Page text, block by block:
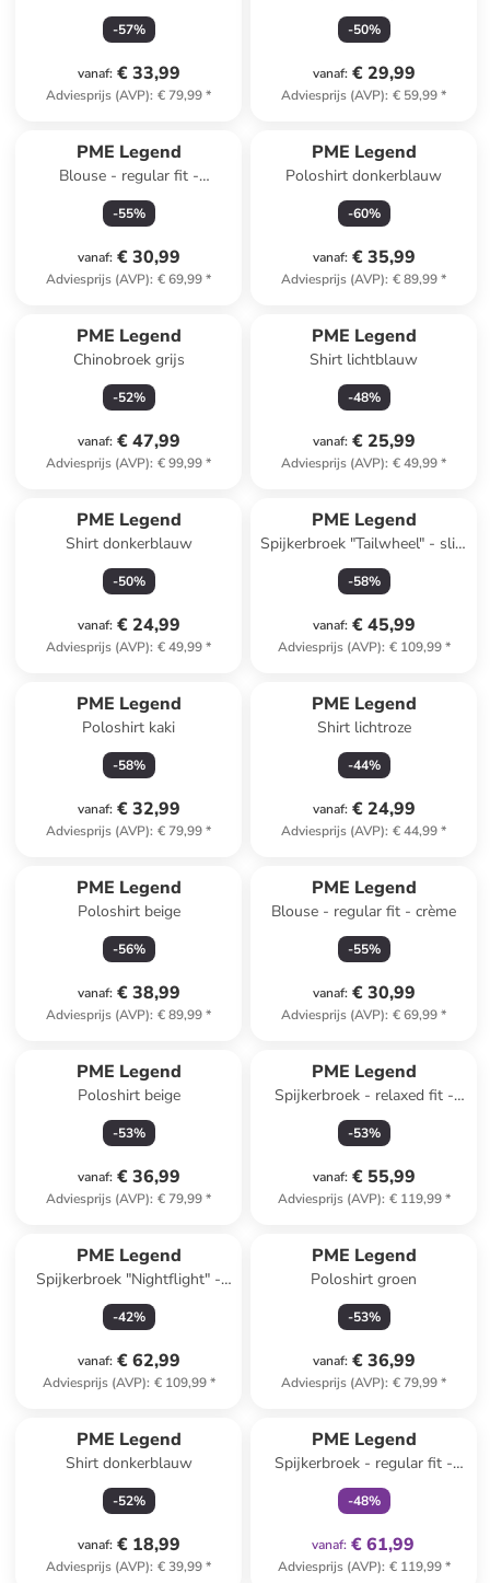
-57%
vanaf: € 33,99
Adviesprijs (AVP): € 79,99*
-50%
vanaf: € 29,99
Adviesprijs (AVP): € 59,99*
PME Legend
Blouse - regular fit -
donkergroen
-55%
vanaf: € 30,99
Adviesprijs (AVP): € 69,99*
PME Legend
Poloshirt donkerblauw
-60%
vanaf: € 35,99
Adviesprijs (AVP): € 89,99*
PME Legend
Chinobroek grijs
-52%
vanaf: € 47,99
Adviesprijs (AVP): € 99,99*
PME Legend
Shirt lichtblauw
-48%
vanaf: € 25,99
Adviesprijs (AVP): € 49,99*
PME Legend
Shirt donkerblauw
-50%
vanaf: € 24,99
Adviesprijs (AVP): € 49,99*
PME Legend
Spijkerbroek "Tailwheel" - slim
fit - lichtblauw
-58%
vanaf: € 45,99
Adviesprijs (AVP): € 109,99*
PME Legend
Poloshirt kaki
-58%
vanaf: € 32,99
Adviesprijs (AVP): € 79,99*
PME Legend
Shirt lichtroze
-44%
vanaf: € 24,99
Adviesprijs (AVP): € 44,99*
PME Legend
Poloshirt beige
-56%
vanaf: € 38,99
Adviesprijs (AVP): € 89,99*
PME Legend
Blouse - regular fit - crème
-55%
vanaf: € 30,99
Adviesprijs (AVP): € 69,99*
PME Legend
Poloshirt beige
-53%
vanaf: € 36,99
Adviesprijs (AVP): € 79,99*
PME Legend
Spijkerbroek - relaxed fit -
lichtblauw
-53%
vanaf: € 55,99
Adviesprijs (AVP): € 119,99*
PME Legend
Spijkerbroek "Nightflight" -
regular fit - donkerblauw
-42%
vanaf: € 62,99
Adviesprijs (AVP): € 109,99*
PME Legend
Poloshirt groen
-53%
vanaf: € 36,99
Adviesprijs (AVP): € 79,99*
PME Legend
Shirt donkerblauw
-52%
vanaf: € 18,99
Adviesprijs (AVP): € 39,99*
PME Legend
Spijkerbroek - regular fit -
donkerblauw
-48%
vanaf: € 61,99
Adviesprijs (AVP): € 119,99*